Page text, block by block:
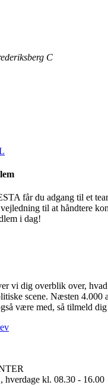
C
får du adgang til et
til at håndtere
i dag!
vi dig overblik over,
scene. Næsten 4.000
være med, så tilmeld dig
, hverdage kl. 08.30 - 16.00